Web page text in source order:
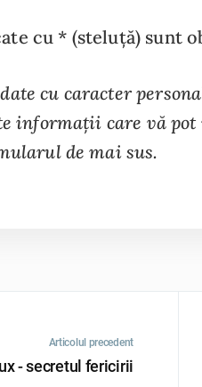
cu * (steluță) sunt
cu caracter
informații care vă
de mai sus.
Articolul precedent
- secretul fericirii